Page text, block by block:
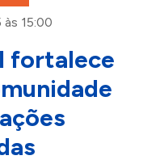
15:00
fortalece